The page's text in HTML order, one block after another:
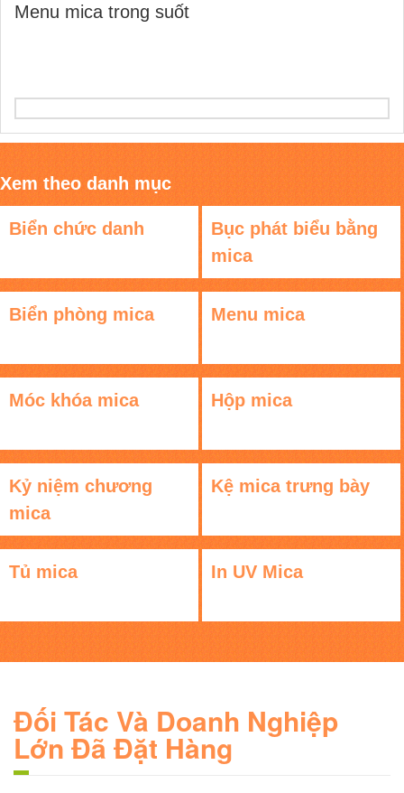
Menu mica trong suốt
Xem theo danh mục
Biển chức danh
Bục phát biểu bằng
mica
Biển phòng mica Menu mica
Móc khóa mica Hộp mica
Kỷ niệm chương
mica
Kệ mica trưng bày
Tủ mica In UV Mica
Đối Tác Và Doanh Nghiệp
Lớn Đã Đặt Hàng